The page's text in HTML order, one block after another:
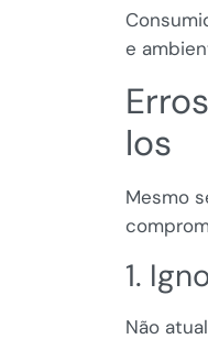
e
los
Mesmo
1.
Não